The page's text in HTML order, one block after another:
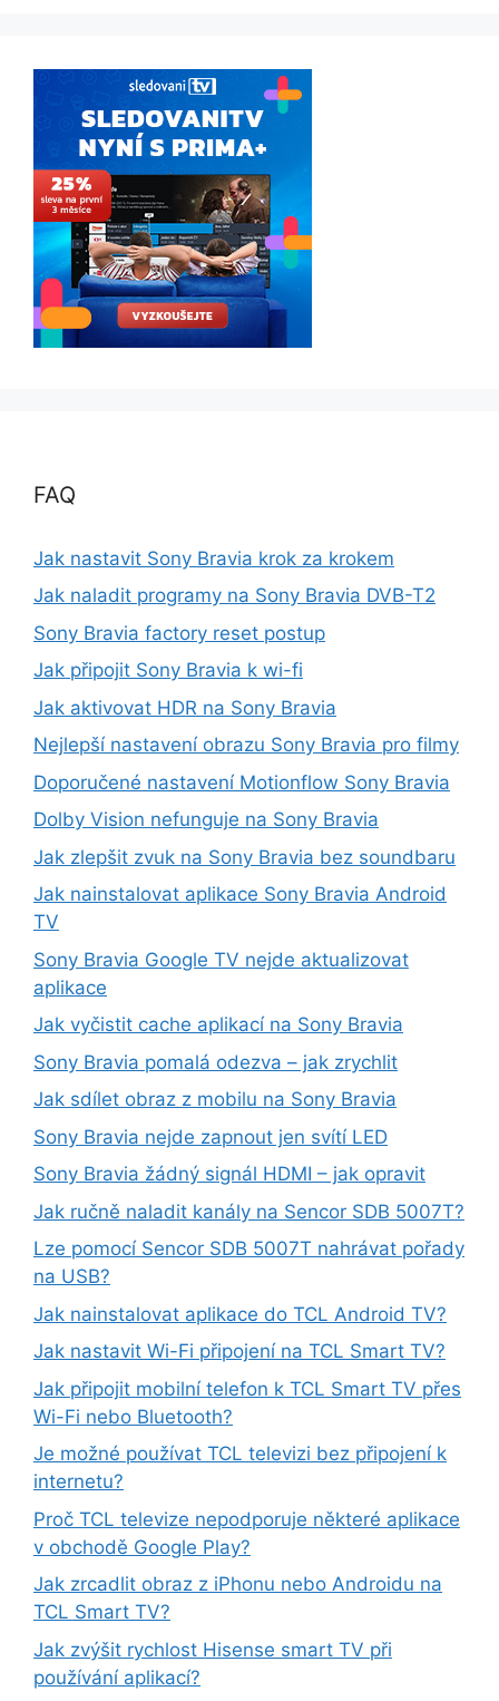
FAQ
Jak nastavit Sony Bravia krok za krokem
Jak naladit programy na Sony Bravia DVB-T2
Sony Bravia factory reset postup
Jak připojit Sony Bravia k wi-fi
Jak aktivovat HDR na Sony Bravia
Nejlepší nastavení obrazu Sony Bravia pro filmy
Doporučené nastavení Motionflow Sony Bravia
Dolby Vision nefunguje na Sony Bravia
Jak zlepšit zvuk na Sony Bravia bez soundbaru
Jak nainstalovat aplikace Sony Bravia Android
TV
Sony Bravia Google TV nejde aktualizovat
aplikace
Jak vyčistit cache aplikací na Sony Bravia
Sony Bravia pomalá odezva – jak zrychlit
Jak sdílet obraz z mobilu na Sony Bravia
Sony Bravia nejde zapnout jen svítí LED
Sony Bravia žádný signál HDMI – jak opravit
Jak ručně naladit kanály na Sencor SDB 5007T?
Lze pomocí Sencor SDB 5007T nahrávat pořady
na USB?
Jak nainstalovat aplikace do TCL Android TV?
Jak nastavit Wi-Fi připojení na TCL Smart TV?
Jak připojit mobilní telefon k TCL Smart TV přes
Wi-Fi nebo Bluetooth?
Je možné používat TCL televizi bez připojení k
internetu?
Proč TCL televize nepodporuje některé aplikace
v obchodě Google Play?
Jak zrcadlit obraz z iPhonu nebo Androidu na
TCL Smart TV?
Jak zvýšit rychlost Hisense smart TV při
používání aplikací?